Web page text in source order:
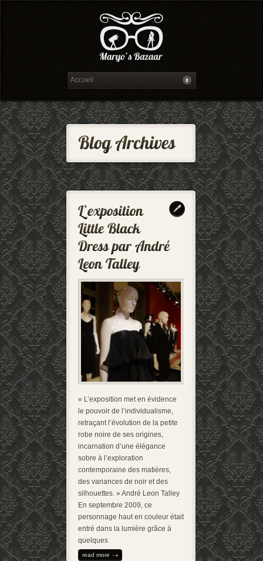
« L’exposition met en évidence
le pouvoir de l’individualisme,
retraçant l’évolution de la petite
robe noire de ses origines,
incarnation d’une élégance
sobre à l’exploration
contemporaine des matières,
des variances de noir et des
silhouettes. » André Leon Talley
En septembre 2009, ce
personnage haut en couleur était
entré dans la lumière grâce à
quelques
read more